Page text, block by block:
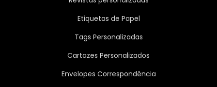
Etiquetas de Papel
Tags Personalizadas
Cartazes Personalizados
Envelopes Correspondência